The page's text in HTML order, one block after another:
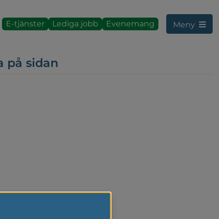
E-tjänster Lediga jobb Evenemang Meny
på sidan